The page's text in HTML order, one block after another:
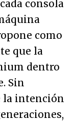
consola
como
que la
dentro
Sin
la intención